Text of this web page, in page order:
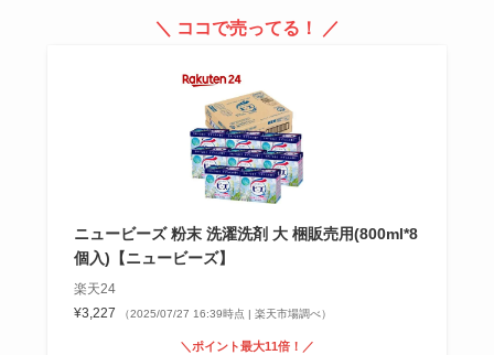
＼ ココで売ってる！ ／
ニュービーズ 粉末 洗濯洗剤 大 梱販売用(800ml*8
個入)【ニュービーズ】
楽天24
¥3,227
（2025/07/27 16:39時点 | 楽天市場調べ）
＼ポイント最大11倍！／